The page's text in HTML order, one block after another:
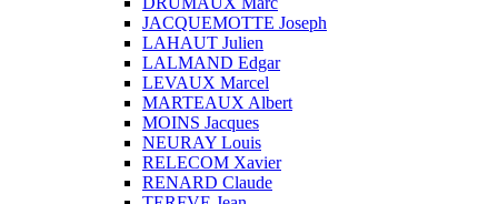
JACQUEMOTTE Joseph
LAHAUT Julien
LALMAND Edgar
LEVAUX Marcel
MARTEAUX Albert
MOINS Jacques
NEURAY Louis
RELECOM Xavier
RENARD Claude